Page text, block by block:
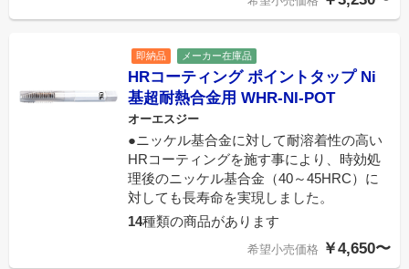
即納品 メーカー在庫品
HRコーティング ポイントタップ Ni
基超耐熱合金用 WHR-NI-POT
オーエスジー
●ニッケル基合金に対して耐溶着性の高い
HRコーティングを施す事により、時効処
理後のニッケル基合金（40～45HRC）に
対しても長寿命を実現しました。
14種類の商品があります
希望小売価格 ￥4,650〜